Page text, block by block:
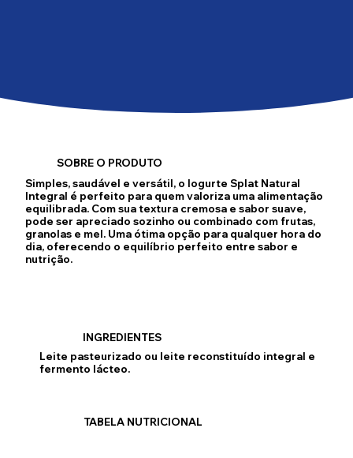
INGREDIENTES
Leite pasteurizado ou leite reconstituído integral e
fermento lácteo.
Simples, saudável e versátil, o Iogurte Splat Natural
Integral é perfeito para quem valoriza uma alimentação
equilibrada. Com sua textura cremosa e sabor suave,
pode ser apreciado sozinho ou combinado com frutas,
granolas e mel. Uma ótima opção para qualquer hora do
dia, oferecendo o equilíbrio perfeito entre sabor e
nutrição.
SOBRE O PRODUTO
TABELA NUTRICIONAL